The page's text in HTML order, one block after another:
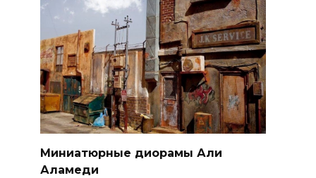
Миниатюрные диорамы Али
Аламеди